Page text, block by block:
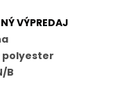
VÝPREDAJ
polyester
B